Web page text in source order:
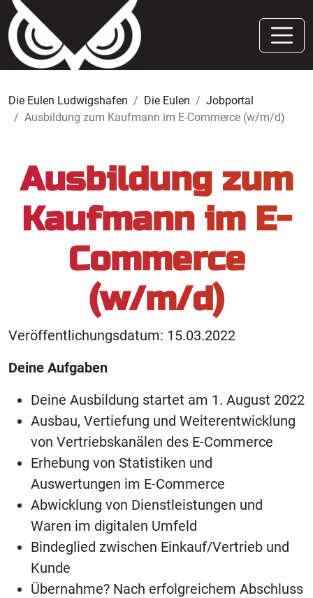
Die Eulen Ludwigshafen Die Eulen
Jobportal
Ausbildung zum Kaufmann im E-Commerce (w/m/d)
Ausbildung zum
Kaufmann im E-
Commerce
(w/m/d)
Veröffentlichungsdatum: 15.03.2022
Deine Aufgaben
Deine Ausbildung startet am 1. August 2022
Ausbau, Vertiefung und Weiterentwicklung
von Vertriebskanälen des E-Commerce
Erhebung von Statistiken und
Auswertungen im E-Commerce
Abwicklung von Dienstleistungen und
Waren im digitalen Umfeld
Bindeglied zwischen Einkauf/Vertrieb und
Kunde
Übernahme? Nach erfolgreichem Abschluss